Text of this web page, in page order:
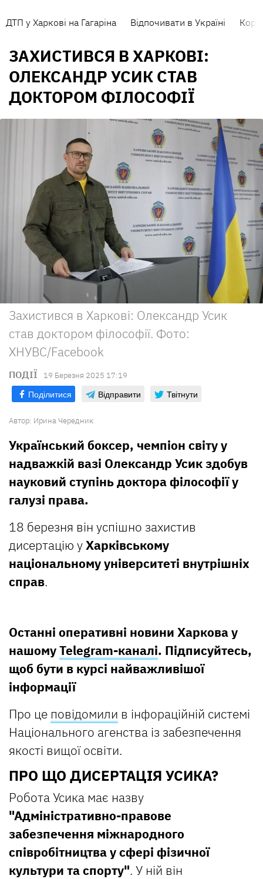
ДТП у Харкові на Гагаріна Відпочивати в Україні
ЗАХИСТИВСЯ В ХАРКОВІ:
ОЛЕКСАНДР УСИК СТАВ
ДОКТОРОМ ФІЛОСОФІЇ
Захистився в Харкові: Олександр Усик
став доктором філософії. Фото:
ХНУВС/Facebook
ПОДІЇ 19 Березня 2025 17:19
Поділитися Відправити Твітнути
Автор: Ирина Чередник
Український боксер, чемпіон світу у
надважкій вазі Олександр Усик здобув
науковий ступінь доктора філософії у
галузі права.
18 березня він успішно захистив
дисертацію уХарківському
національному університеті внутрішніх
справ.
Останні оперативні новини Харкова у
нашомуTelegram-каналі. Підписуйтесь,
щоб бути в курсі найважливішої
інформації
Про це повідомили в інфораційній системі
Національного агенства із забезпечення
якості вищої освіти.
ПРО ЩО ДИСЕРТАЦІЯ УСИКА?
Робота Усика має назву
"Адміністративно-правове
забезпечення міжнародного
співробітництва у сфері фізичної
культури та спорту". У ній він